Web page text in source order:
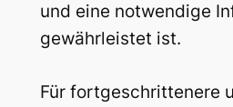
und eine notwendige
gewährleistet ist.
Für fortgeschrittenere